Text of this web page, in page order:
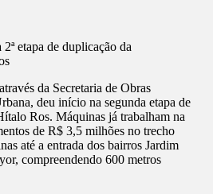
da Secretaria de Obras
deu início na segunda etapa de
Ros. Máquinas já trabalham na
de R$ 3,5 milhões no trecho
até a entrada dos bairros Jardim
compreendendo 600 metros